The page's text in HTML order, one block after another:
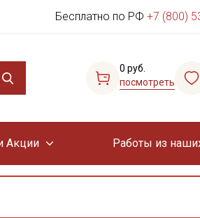
Бесплатно по РФ +7 (800)
0 руб.
посмотреть
Акции Работы из